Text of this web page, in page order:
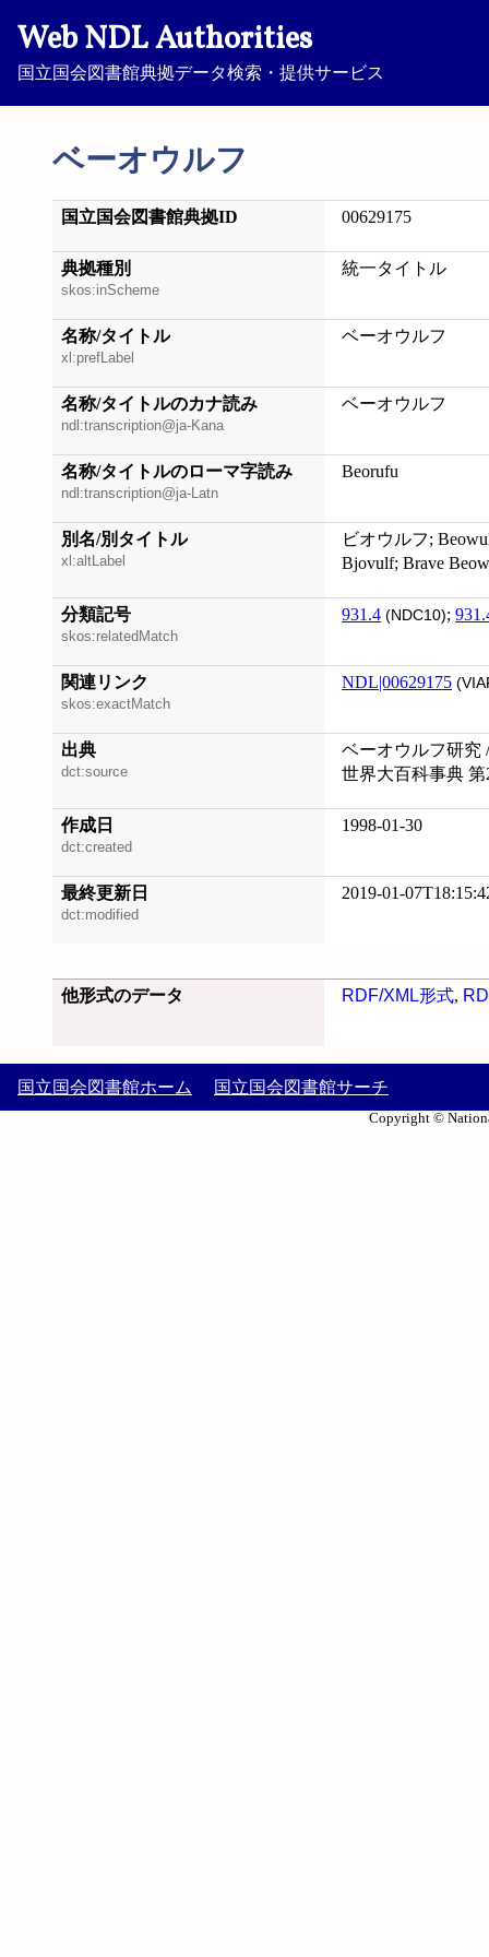
Web NDL Authorities
国立国会図書館典拠データ検索・提供サービス
ベーオウルフ
国立国会図書館典拠ID 00629175
典拠種別
skos:inScheme
統一タイトル
名称/タイトル
xl:prefLabel
ベーオウルフ
名称/タイトルのカナ読み
ndl:transcription@ja-Kana
ベーオウルフ
名称/タイトルのローマ字読み
ndl:transcription@ja-Latn
Beorufu
別名/別タイトル
xl:altLabel
ビオウルフ;
Bjovulf; Brave
分類記号
skos:relatedMatch
931.4 (NDC10);
関連リンク
skos:exactMatch
NDL|00629175
出典
dct:source
ベーオウルフ研究
世界大百科事典 第
作成日
dct:created
1998-01-30
最終更新日
dct:modified
2019-01-
他形式のデータ RDF/XML形式,
国立国会図書館ホーム 国立国会図書館サーチ
Copyright ©